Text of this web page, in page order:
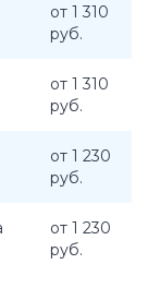
от 1 310
руб.
от 1 310
руб.
от 1 230
руб.
от 1 230
руб.